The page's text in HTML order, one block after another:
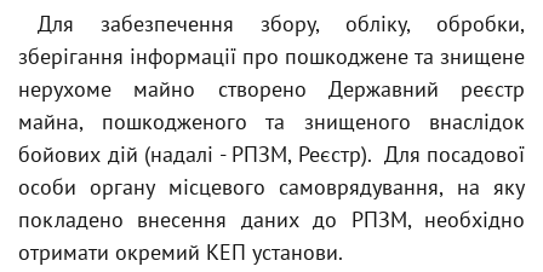
Для забезпечення збору, обліку, обробки,
зберігання інформації про пошкоджене та знищене
нерухоме майно створено Державний реєстр
майна, пошкодженого та знищеного внаслідок
бойових дій (надалі - РПЗМ, Реєстр). Для посадової
особи органу місцевого самоврядування, на яку
покладено внесення даних до РПЗМ, необхідно
отримати окремий КЕП установи.